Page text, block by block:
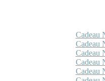
Cadeau
Cadeau
Cadeau
Cadeau
Cadeau